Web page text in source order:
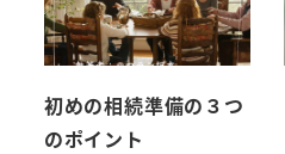
初めの相続準備の３つ
のポイント